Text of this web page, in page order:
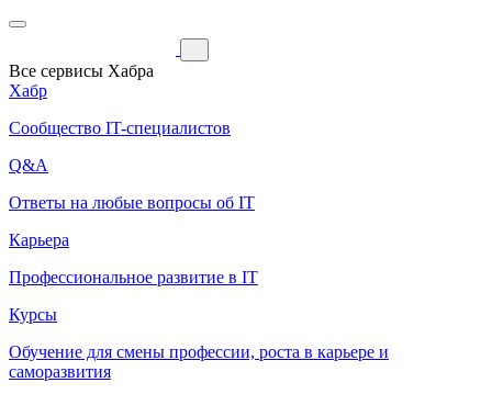
Все сервисы Хабра
Хабр
Сообщество IT-специалистов
Q&A
Ответы на любые вопросы об IT
Карьера
Профессиональное развитие в IT
Курсы
Обучение для смены профессии, роста в карьере и
саморазвития